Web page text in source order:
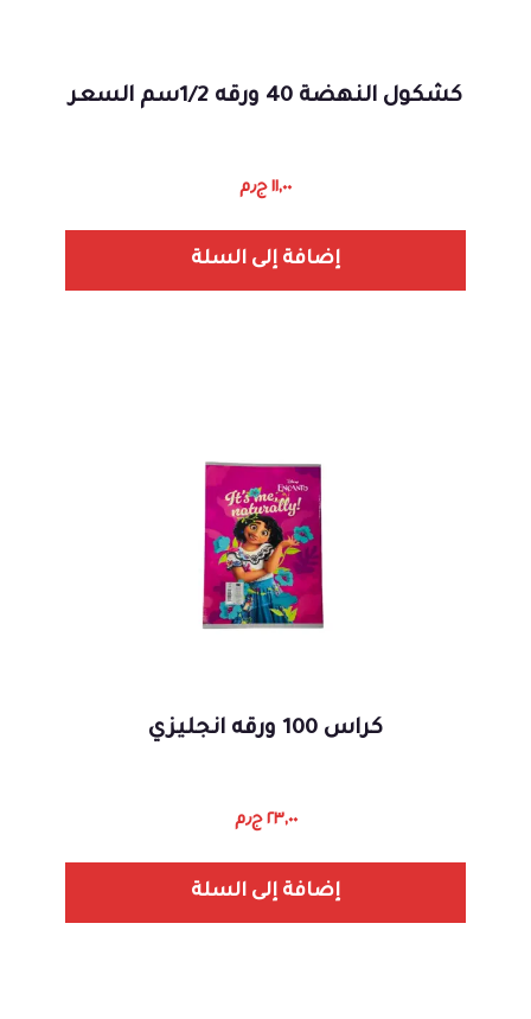
كشكول النهضة 40 ورقه 1/2سم السعر
١١,٠٠ ج٫م
إضافة إلى السلة
كراس 100 ورقه انجليزي
٢٣,٠٠ ج٫م
إضافة إلى السلة